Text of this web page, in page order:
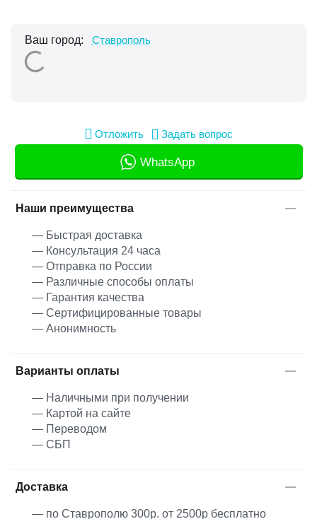
Ваш город: Ставрополь
Отложить Задать вопрос
WhatsApp
Наши преимущества
— Быстрая доставка
— Консультация 24 часа
— Отправка по России
— Различные способы оплаты
— Гарантия качества
— Сертифицированные товары
— Анонимность
Варианты оплаты
— Наличными при получении
— Картой на сайте
— Переводом
— СБП
Доставка
— по Ставрополю 300р. от 2500р бесплатно